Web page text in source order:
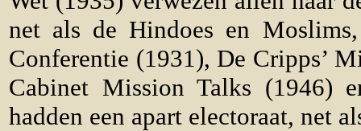
net als de Hindoes en
Conferentie (1931), De Cripps’
Cabinet Mission Talks (1946)
hadden een apart electoraat, net